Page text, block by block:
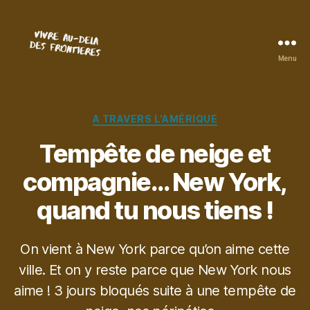
Menu
Catégories
A TRAVERS L'AMÉRIQUE
Tempête de neige et
compagnie… New York,
quand tu nous tiens !
On vient à New York parce qu’on aime cette
ville. Et on y reste parce que New York nous
aime ! 3 jours bloqués suite à une tempête de